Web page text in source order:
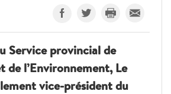
Service provincial de
de l’Environnement, Le
vice-président du